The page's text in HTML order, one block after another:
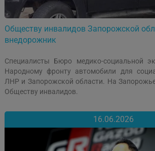
Обществу инвалидов Запорожской
внедорожник
Специалисты Бюро медико-социальной
Народному фронту автомобили для
ЛНР и Запорожской области. На
Обществу инвалидов.
16.06.2026